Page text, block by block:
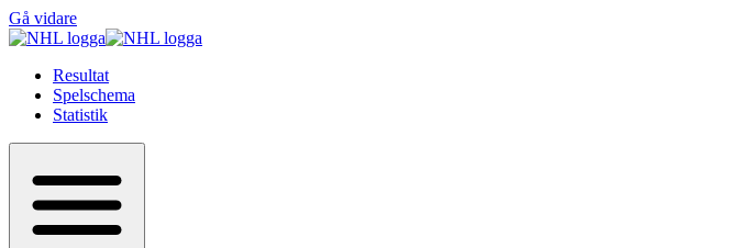
Gå vidare
Resultat
Spelschema
Statistik